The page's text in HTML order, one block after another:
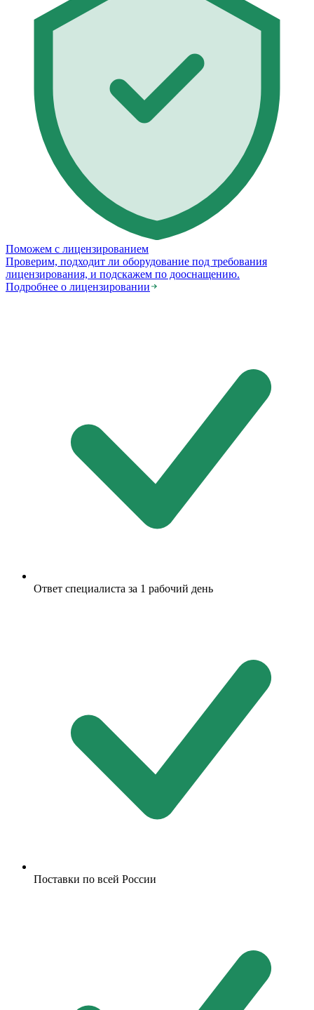
Поможем с лицензированием
Проверим, подходит ли оборудование под требования
лицензирования, и подскажем по дооснащению.
Подробнее о лицензировании
Ответ специалиста за 1 рабочий день
Поставки по всей России